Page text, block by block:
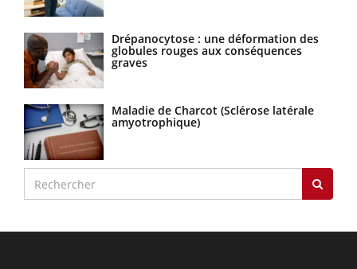
Drépanocytose : une déformation des
globules rouges aux conséquences
graves
Maladie de Charcot (Sclérose latérale
amyotrophique)